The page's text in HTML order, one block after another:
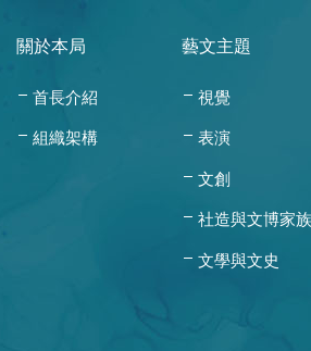
關於本局
首長介紹
組織架構
藝文主題
視覺
表演
文創
社造與文博家族
文學與文史